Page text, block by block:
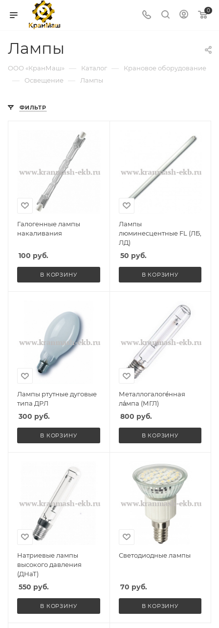
0
Лампы
ООО «КранМаш» — Каталог — Крановое оборудование
— Освещение — Лампы
ФИЛЬТР
Галогенные лампы
накаливания
100 руб.
В КОРЗИНУ
Лампы
люминесцентные FL (ЛБ,
ЛД)
50 руб.
В КОРЗИНУ
Лампы ртутные дуговые
типа ДРЛ
300 руб.
В КОРЗИНУ
Металлогалоге́нная
ла́мпа (МГЛ)
800 руб.
В КОРЗИНУ
Натриевые лампы
высокого давления
(ДНаТ)
550 руб.
В КОРЗИНУ
Светодиодные лампы
70 руб.
В КОРЗИНУ